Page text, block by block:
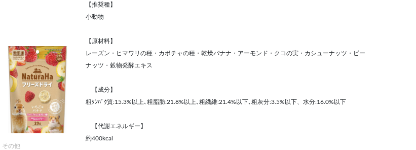
その他
【推奨種】
小動物
【原材料】
レーズン・ヒマワリの種・カボチャの種・乾燥バナナ・アーモンド・クコの実・カシューナッツ・ピー
ナッツ・穀物発酵エキス
【成分】
粗ﾀﾝﾊﾟｸ質:15.3%以上､粗脂肪:21.8%以上､粗繊維:21.4%以下､粗灰分:3.5%以下、水分:16.0%以下
【代謝エネルギー】
約400kcal